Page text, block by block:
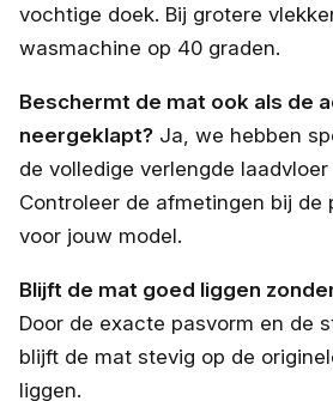
vochtige doek. Bij grotere
wasmachine op 40 graden.
Beschermt de mat ook als de
neergeklapt? Ja, we hebben
de volledige verlengde laadvloer
Controleer de afmetingen bij de
voor jouw model.
Blijft de mat goed liggen
Door de exacte pasvorm en de
blijft de mat stevig op de
liggen.